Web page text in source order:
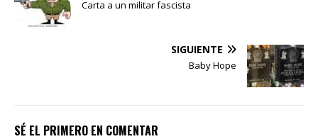
Carta a un militar fascista
SIGUIENTE
Baby Hope
SÉ EL PRIMERO EN COMENTAR